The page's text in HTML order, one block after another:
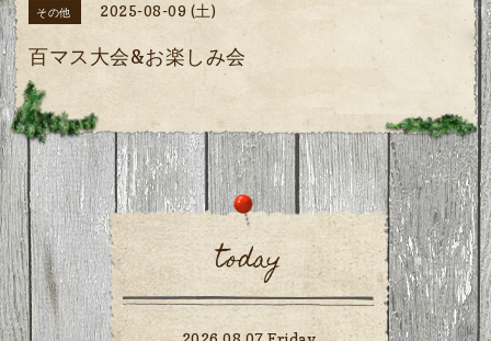
その他 2025-08-09 (土)
百マス大会&お楽しみ会
today